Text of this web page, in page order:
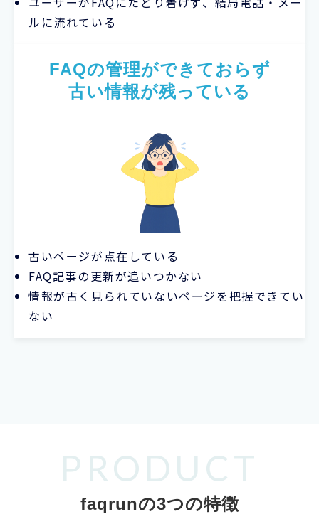
ルに流れている
FAQの管理ができておらず
古い情報が残っている
古いページが点在している
FAQ記事の更新が追いつかない
情報が古く見られていないページを把握できてい
ない
PRODUCT
faqrunの3つの特徴